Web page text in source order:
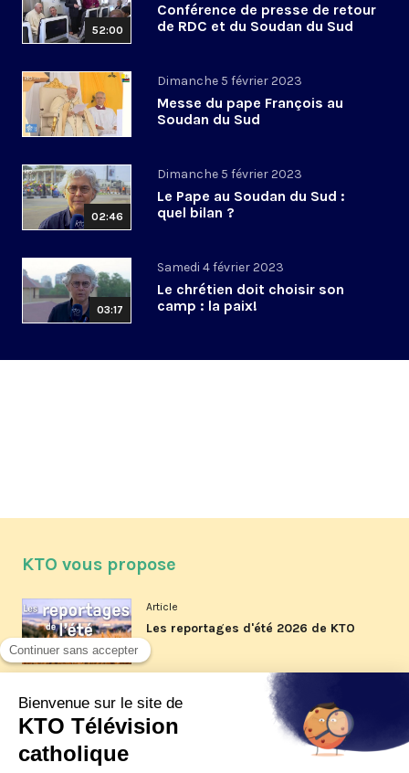
52:00
Conférence de presse de retour
de RDC et du Soudan du Sud
Dimanche 5 février 2023
Messe du pape François au
Soudan du Sud
02:46
Dimanche 5 février 2023
Le Pape au Soudan du Sud :
quel bilan ?
03:17
Samedi 4 février 2023
Le chrétien doit choisir son
camp : la paix!
KTO vous propose
Article
Les reportages d'été 2026 de KTO
La visite pastorale du pape Léon
XIV à Assise à suivre sur KTO le
jeudi 6 août